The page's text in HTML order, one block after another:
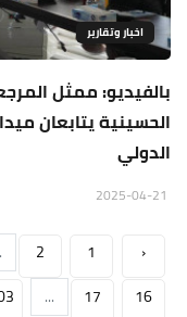
اخبار وتقارير
بالفيديو: ممثل
الحسينية يتابعان
الدولي
‹
1
2
16
17
...